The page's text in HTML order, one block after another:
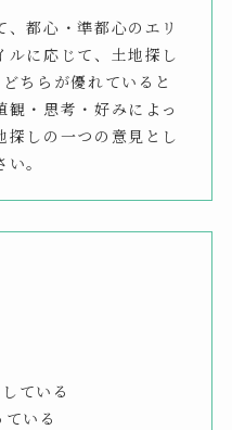
都心・準都心のエリ
ルに応じて、土地探し
ちらが優れていると
・思考・好みによっ
探しの一つの意見とし
。
ている
いる